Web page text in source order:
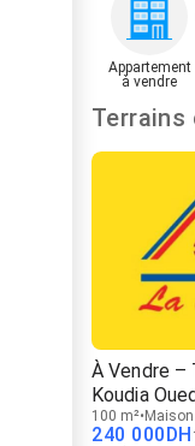
Appartement
à vendre
À Vendre –
Koudia
100 m² Maison
240 000DH